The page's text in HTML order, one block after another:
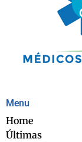
Menu
Home
Últimas